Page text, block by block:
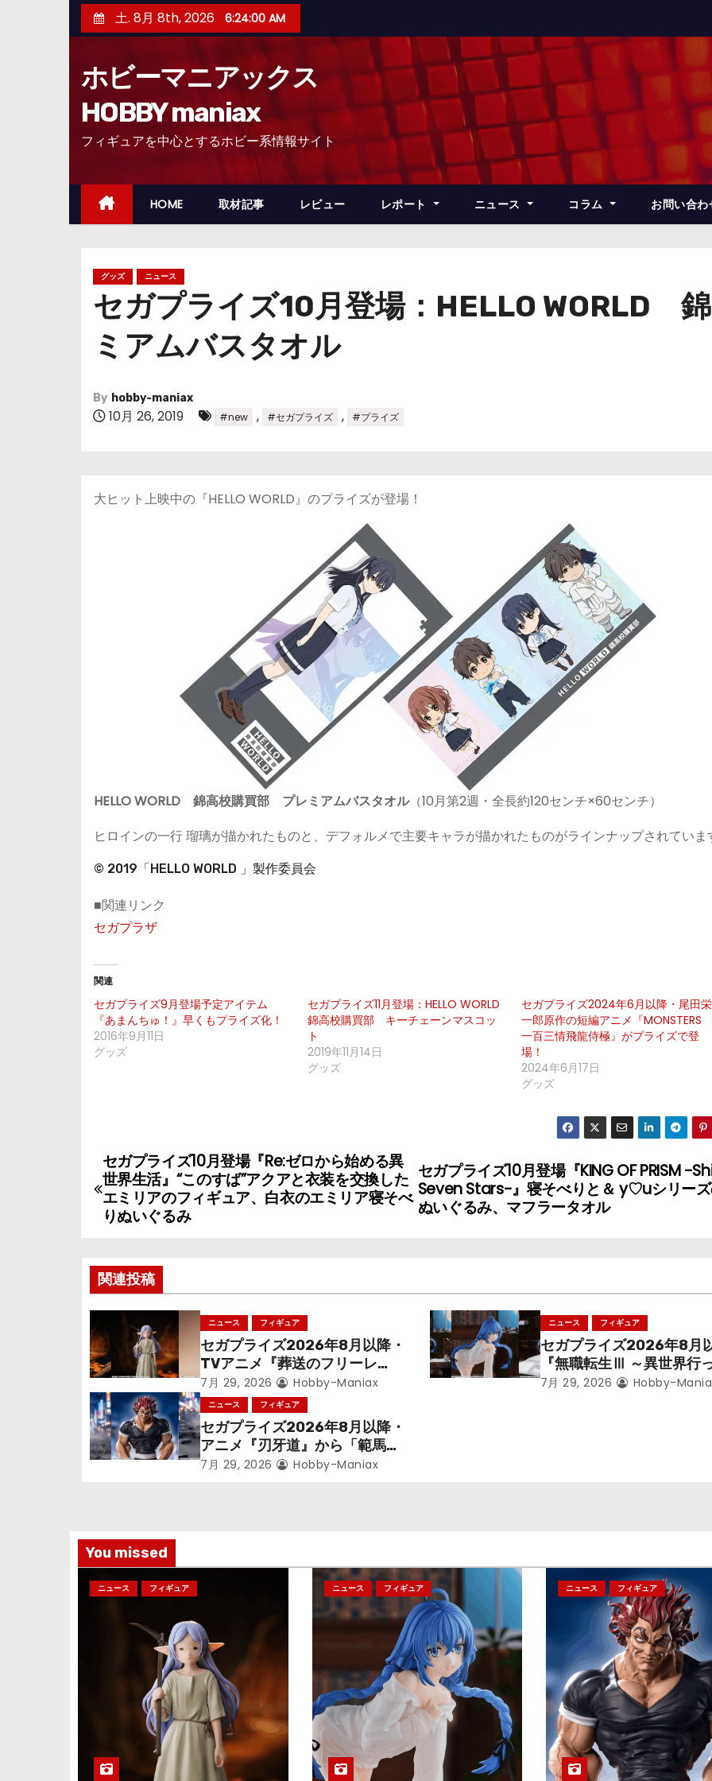
ン
ッ
土. 8月 8th, 2026 6:24:01 AM
ホビーマニアックス
HOBBY maniax
フィギュアを中心とするホビー系情報サイト
HOME 取材記事 レビュー レポート ニュース コラム お問い合わ
グッズ ニュース
セガプライズ10月登場：HELLO WORLD
ミアムバスタオル
By hobby-maniax
10月 26, 2019 #new , #セガプライズ , #プライズ
大ヒット上映中の『HELLO WORLD』のプライズが登場！
HELLO WORLD 錦高校購買部 プレミアムバスタオル（10月第2週・全長約120センチ×60センチ）
ヒロインの一行 瑠璃が描かれたものと、デフォルメで主要キャラが描かれたものがラインナップされていま
© 2019「HELLO WORLD 」製作委員会
■関連リンク
セガプラザ
関連
セガプライズ9月登場予定アイテム
『あまんちゅ！』早くもプライズ化！
2016年9月11日
グッズ
セガプライズ11月登場：HELLO WORLD
錦高校購買部 キーチェーンマスコッ
ト
2019年11月14日
グッズ
セガプライズ2024年6月以降・尾田栄
一郎原作の短編アニメ『MONSTERS
一百三情飛龍侍極』がプライズで登
場！
2024年6月17日
グッズ
投
稿
ビ
ゲ
ー
シ
ョ
ン
セガプライズ10月登場『KING OF PRISM -
Seven Stars-』寝そべりと＆ y♡uシリー
ぬいぐるみ、マフラータオル
セガプライズ10月登場『Re:ゼロから始める異
世界生活』“このすば”アクアと衣装を交換した
エミリアのフィギュア、白衣のエミリア寝そべ
りぬいぐるみ
関連投稿
ニュース フィギュア
セガプライズ2026年8月以降・
TVアニメ『葬送のフリーレ
ン』鉱山で300年働くことにな
っっちゃった「フリーレン」を
立体化！
7月 29, 2026 Hobby-Maniax
ニュース フィギュア
セガプライズ2026年8月
『無職転生Ⅲ ～異世界行
本気だす～』から「ロキ
7月 29, 2026 Hobby-
ニュース フィギュア
セガプライズ2026年8月以降・
アニメ『刃牙道』から「範馬勇
次郎」が登場ッッ!!
7月 29, 2026 Hobby-Maniax
You missed
ニュース フィギュア ニュース フィギュア ニュース フィギュア